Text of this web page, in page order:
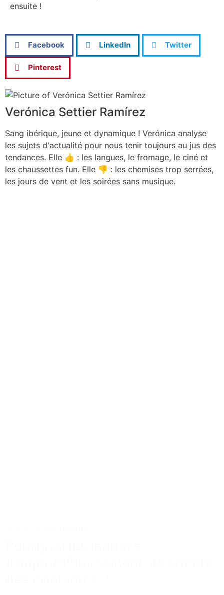
ensuite !
Facebook LinkedIn Twitter
Pinterest
Verónica Settier Ramírez
Sang ibérique, jeune et dynamique ! Verónica analyse
les sujets d'actualité pour nous tenir toujours au jus des
tendances. Elle 👍 : les langues, le fromage, le ciné et
les chaussettes fun. Elle 👎 : les chemises trop serrées,
les jours de vent et les soirées sans musique.